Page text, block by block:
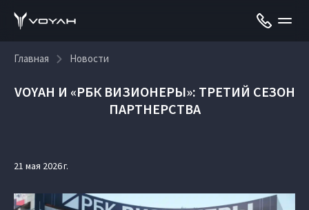
Главная Новости
VOYAH И «РБК ВИЗИОНЕРЫ»: ТРЕТИЙ СЕЗОН
ПАРТНЕРСТВА
21 мая 2026 г.